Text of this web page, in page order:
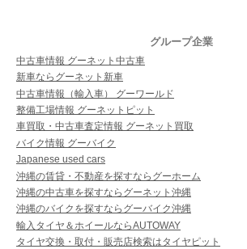
グループ企業
中古車情報 グーネット中古車
新車ならグーネット新車
中古車情報（輸入車） グーワールド
整備工場情報 グーネットピット
車買取・中古車査定情報 グーネット買取
バイク情報 グーバイク
Japanese used cars
沖縄の賃貸・不動産を探すならグーホーム
沖縄の中古車を探すならグーネット沖縄
沖縄のバイクを探すならグーバイク沖縄
輸入タイヤ＆ホイールならAUTOWAY
タイヤ交換・取付・販売店検索はタイヤピット